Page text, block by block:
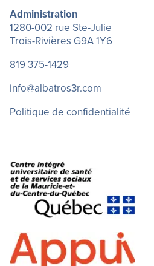
Administration
1280-002 rue Ste-Julie
Trois-Rivières G9A 1Y6
819 375-1429
info@albatros3r.com
Politique de confidentialité